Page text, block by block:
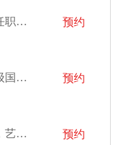
曾在西北大学传播学院任职数据科研员
预约
曾在顶级外资投行、顶级国际律师事务所工作
预约
丰富艺术领域工作经验，艺术作品在美国、意大利、韩国均有作品展出
预约